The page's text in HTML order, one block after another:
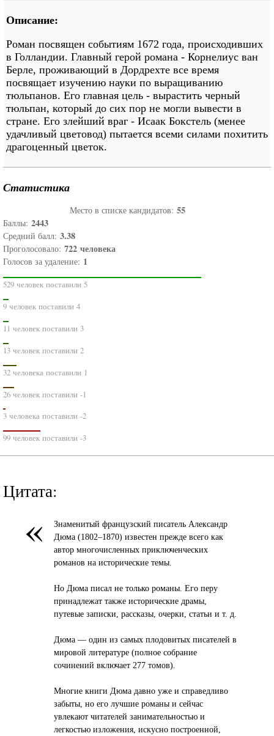
Описание:
Роман посвящен событиям 1672 года, происходивших
в Голландии. Главный герой романа - Корнелиус ван
Берле, проживающий в Дордрехте все время
посвящает изучению науки по выращиванию
тюльпанов. Его главная цель - вырастить черный
тюльпан, который до сих пор не могли вывести в
стране. Его злейший враг - Исаак Бокстель (менее
удачливый цветовод) пытается всеми силами похитить
драгоценный цветок.
Статистика
Место в списке кандидатов: 55
Баллы: 2443
Средний балл: 3.38
Проголосовало: 722 человека
Голосов за удаление: 1
529 человек поставили 5
9 человек поставили 4
11 человек поставили 3
13 человек поставили 2
32 человека поставили 1
26 человек поставили -1
3 человека поставили -2
99 человек поставили -3
Цитата:
«
Знаменитый французский писатель Александр
Дюма (1802–1870) известен прежде всего как
автор многочисленных приключенческих
романов на исторические темы.
Но Дюма писал не только романы. Его перу
принадлежат также исторические драмы,
путевые записки, рассказы, очерки, статьи и т. д.
Дюма — один из самых плодовитых писателей в
мировой литературе (полное собрание
сочинений включает 277 томов).
Многие книги Дюма давно уже и справедливо
забыты, но его лучшие романы и сейчас
увлекают читателей занимательностью и
легкостью изложения, искусно построенной,